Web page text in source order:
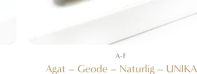
A-F
Agat – Geode – Naturlig – UNIKA